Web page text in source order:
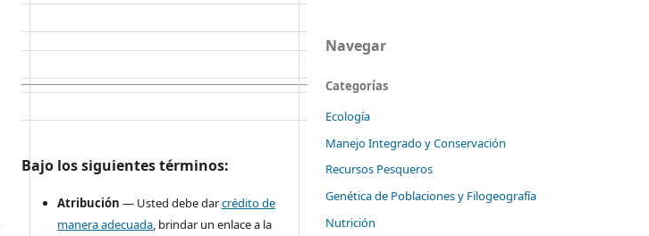
Bajo los siguientes términos:
Atribución — Usted debe darcrédito de
manera adecuada, brindar un enlace a la
Navegar
Categorías
Ecología
Manejo Integrado y Conservación
Recursos Pesqueros
Genética de Poblaciones y Filogeografía
Nutrición